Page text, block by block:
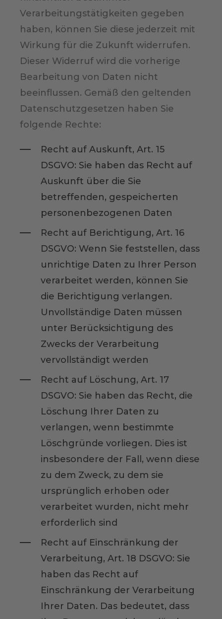
Verarbeitungstätigkeiten gegeben
haben, können Sie diese jederzeit mit
Wirkung für die Zukunft widerrufen.
Dieser Widerruf wird die vorherige
Bearbeitung von Daten nicht
beeinflussen. Gemäß den geltenden
Datenschutzgesetzen haben Sie
folgende Rechte:
Recht auf Auskunft, Art. 15
DSGVO: Sie haben das Recht auf
Auskunft über die Sie
betreffenden, gespeicherten
personenbezogenen Daten
Recht auf Berichtigung, Art. 16
DSGVO: Wenn Sie feststellen, dass
unrichtige Daten zu Ihrer Person
verarbeitet werden, können Sie
die Berichtigung verlangen.
Unvollständige Daten müssen
unter Berücksichtigung des
Zwecks der Verarbeitung
vervollständigt werden
Recht auf Löschung, Art. 17
DSGVO: Sie haben das Recht, die
Löschung Ihrer Daten zu
verlangen, wenn bestimmte
Löschgründe vorliegen. Dies ist
insbesondere der Fall, wenn diese
zu dem Zweck, zu dem sie
ursprünglich erhoben oder
verarbeitet wurden, nicht mehr
erforderlich sind
Recht auf Einschränkung der
Verarbeitung, Art. 18 DSGVO: Sie
haben das Recht auf
Einschränkung der Verarbeitung
Ihrer Daten. Das bedeutet, dass